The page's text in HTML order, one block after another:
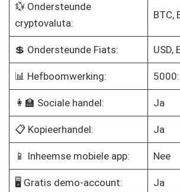
💱 Ondersteunde
cryptovaluta:
BTC,
💲 Ondersteunde Fiats: USD,
📊 Hefboomwerking:
👩‍🏫 Sociale handel: Ja
📋 Kopieerhandel: Ja
📱 Inheemse mobiele app: Nee
🖥️ Gratis demo-account: Ja